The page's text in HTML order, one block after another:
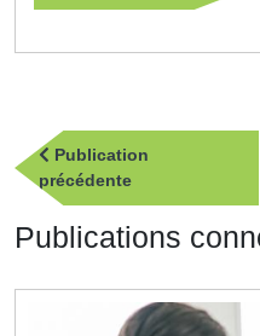
Navigation
de
l’article
Publication
précédentePublication
précédente
Publications